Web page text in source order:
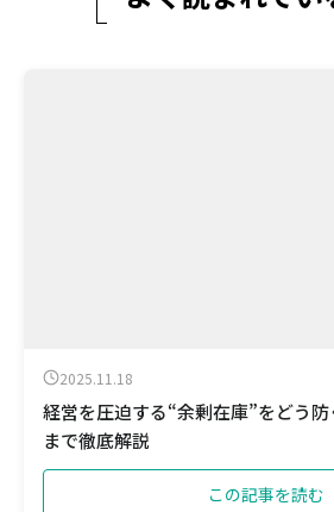
2025.11.18
経営を圧迫する“余剰在庫”をどう
まで徹底解説
この記事を読む